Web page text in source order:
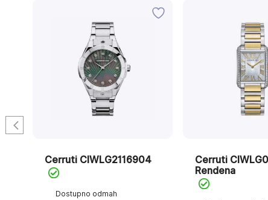
Dostupno odmah
Cerruti CIWLG2116904
Cerruti
Rendena